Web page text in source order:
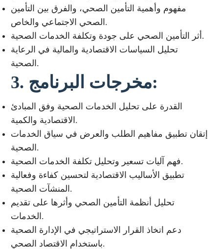
مفهوم وأهمية التأمين الصحي، والفرق بين التأمين
الصحي الاجتماعي والخاص.
أثر التأمين الصحي على جودة وتكلفة الخدمات الصحية.
تحليل السياسات الاقتصادية والمالية في الرعاية
الصحية.
3. مخرجات البرنامج:
القدرة على تحليل الخدمات الصحية وفق المبادئ
الاقتصادية والكمية.
إتقان تطبيق مفاهيم الطلب والعرض في سياق الخدمات
الصحية.
فهم آليات تسعير وتحليل تكلفة الخدمات الصحية.
تطبيق الأساليب الاقتصادية لتحسين كفاءة وفعالية
المنشآت الصحية.
تحليل أنظمة التأمين الصحي وأثرها على تقديم
الخدمات.
دعم اتخاذ القرار الاستراتيجي في الإدارة الصحية
باستخدام الاقتصاد الصحي.